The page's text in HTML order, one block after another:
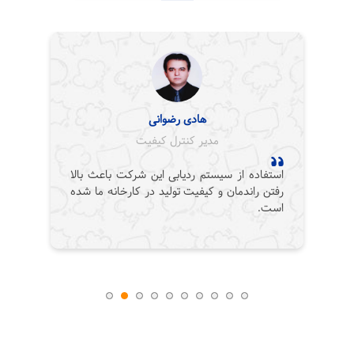
هادی رضوانی
مدیر کنترل کیفیت
استفاده از سیستم ردیابی این شرکت باعث بالا
رفتن راندمان و کیفیت تولید در کارخانه ما شده
است.